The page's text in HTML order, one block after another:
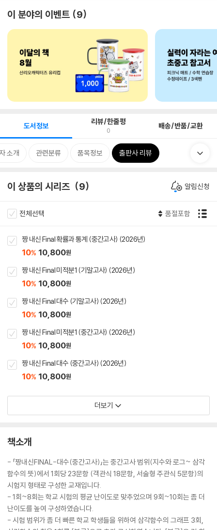
이 분야의 이벤트 9
도서정보 리뷰/한줄평
0 배송/반품/교환
소개 관련분류 품목정보 출판사 리뷰
이 상품의 시리즈 9 알림신청
전체선택 품절포함
짱 내신 Final 확률과 통계 (중간고사) (2026년)
10% 10,800원
짱 내신 Final 미적분1 (기말고사) (2026년)
10% 10,800원
짱 내신 Final 대수 (기말고사) (2026년)
10% 10,800원
짱 내신 Final 미적분1 (중간고사) (2026년)
10% 10,800원
짱 내신 Final 대수 (중간고사) (2026년)
10% 10,800원
더보기
책소개
- 「짱내신FINAL-대수(중간고사)」는 중간고사 범위(지수와 로그~ 삼각
함수의 뜻)에서 1회당 23문항 (객관식 18문항, 서술형 주관식 5문항)의
시험지 형태로 구성한 교재입니다.
- 1회~8회는 학교 시험의 평균 난이도로 맞추었으며 9회~10회는 좀 더
난이도를 높여 구성하였습니다.
- 시험 범위가 좀 더 빠른 학교 학생들을 위하여 삼각함수의 그래프 3회,